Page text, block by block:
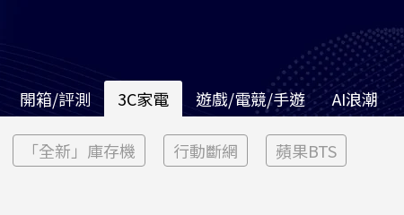
開箱/評測 3C家電 遊戲/電競/手遊 AI浪潮
「全新」庫存機 行動斷網 蘋果BTS